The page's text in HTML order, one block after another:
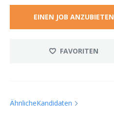
EINEN JOB ANZUBIETEN
FAVORITEN
ÄhnlicheKandidaten